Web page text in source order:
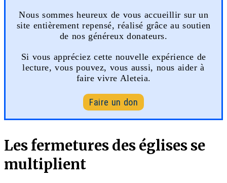
Nous sommes heureux de vous accueillir sur un
site entièrement repensé, réalisé grâce au soutien
de nos généreux donateurs.
Si vous appréciez cette nouvelle expérience de
lecture, vous pouvez, vous aussi, nous aider à
faire vivre Aleteia.
Faire un don
Les fermetures des églises se
multiplient